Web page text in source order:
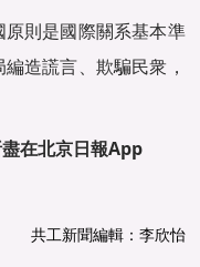
則是國際關系基本準
造謊言、欺騙民衆，
在北京日報App
共工新聞編輯：李欣怡